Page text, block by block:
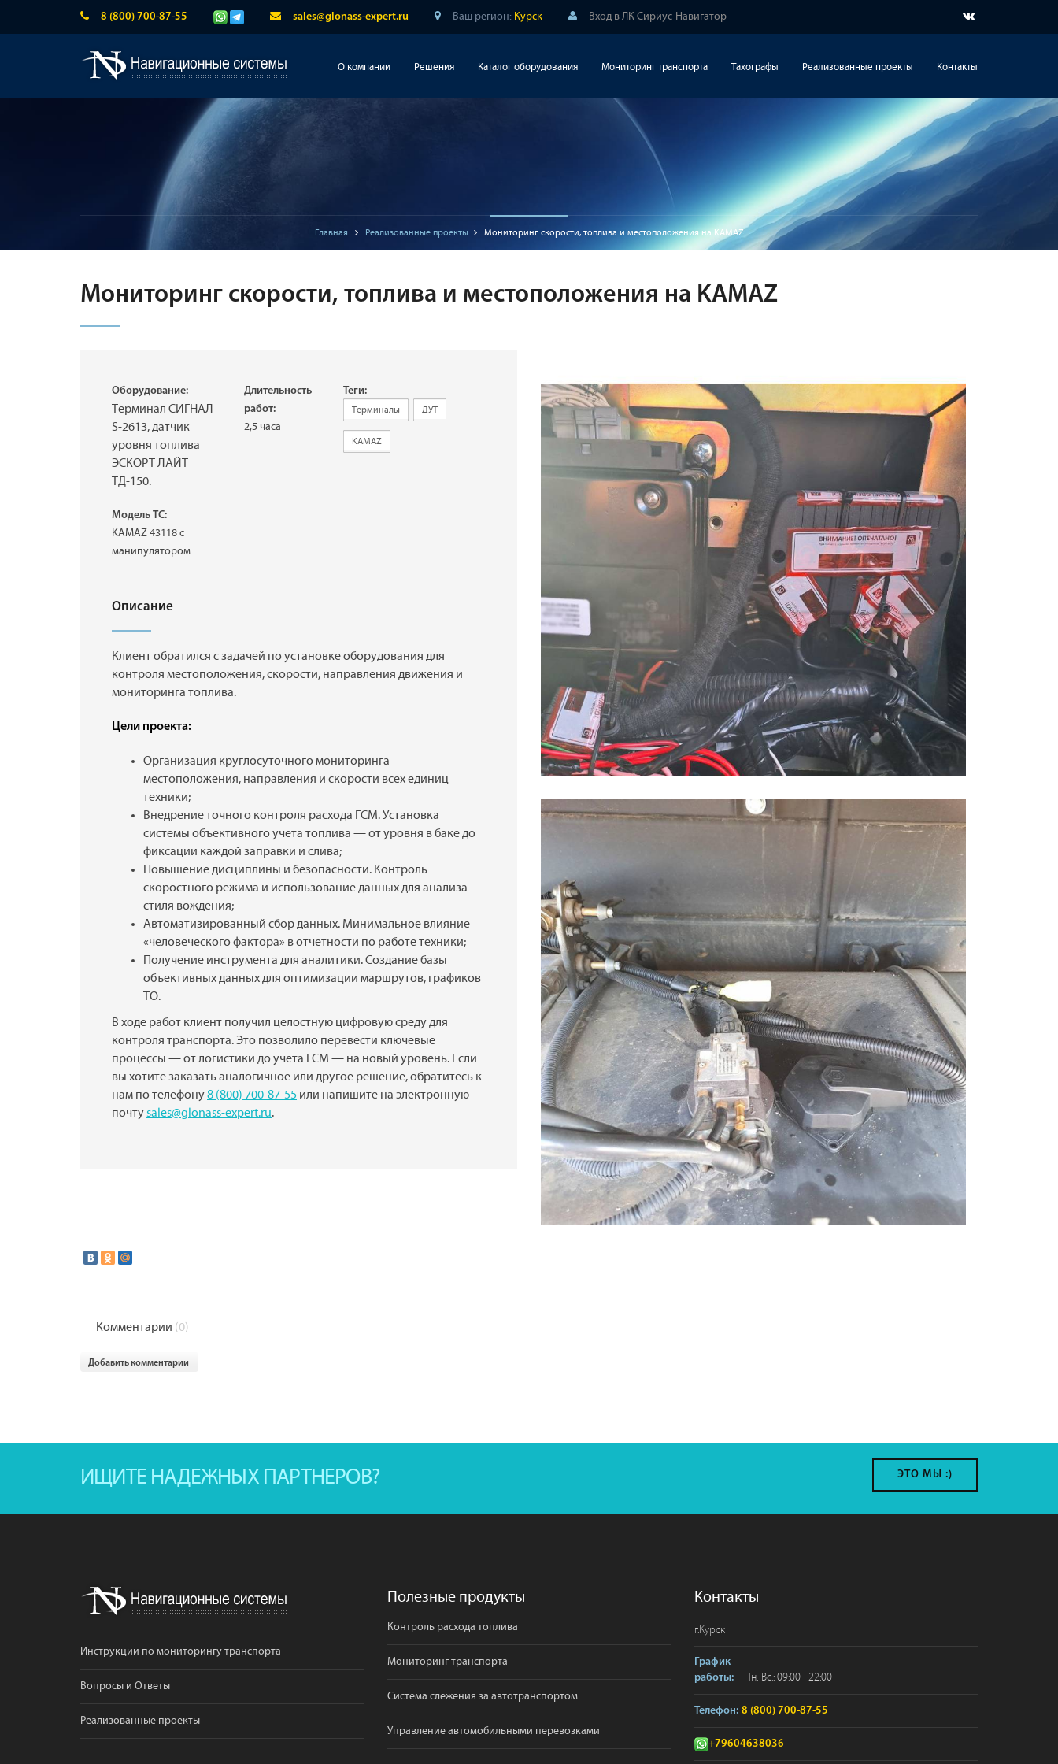
8 (800) 700-87-55 sales@glonass-expert.ru Ваш регион: Курск Вход в ЛК Сириус-Навигатор
О компании Решения Каталог оборудования Мониторинг транспорта Тахографы Реализованные проекты Контакты
Главная Реализованные проекты Мониторинг скорости, топлива и местоположения на KAMAZ
Мониторинг скорости, топлива и местоположения на KAMAZ
Оборудование:
Терминал СИГНАЛ
S-2613, датчик
уровня топлива
ЭСКОРТ ЛАЙТ
ТД-150.
Модель ТС:
KAMAZ 43118 с
манипулятором
Длительность
работ:
2,5 часа
Теги:
Терминалы ДУТ
KAMAZ
Описание
Клиент обратился с задачей по установке оборудования для
контроля местоположения, скорости, направления движения и
мониторинга топлива.
Цели проекта:
Организация круглосуточного мониторинга
местоположения, направления и скорости всех единиц
техники;
Внедрение точного контроля расхода ГСМ. Установка
системы объективного учета топлива — от уровня в баке до
фиксации каждой заправки и слива;
Повышение дисциплины и безопасности. Контроль
скоростного режима и использование данных для анализа
стиля вождения;
Автоматизированный сбор данных. Минимальное влияние
«человеческого фактора» в отчетности по работе техники;
Получение инструмента для аналитики. Создание базы
объективных данных для оптимизации маршрутов, графиков
ТО.
В ходе работ клиент получил целостную цифровую среду для
контроля транспорта. Это позволило перевести ключевые
процессы — от логистики до учета ГСМ — на новый уровень. Если
вы хотите заказать аналогичное или другое решение, обратитесь к
нам по телефону8 (800) 700-87-55 или напишите на электронную
почтуsales@glonass-expert.ru.
Комментарии (0)
Добавить комментарии
ИЩИТЕ НАДЕЖНЫХ ПАРТНЕРОВ? ЭТО МЫ :)
Инструкции по мониторингу транспорта
Вопросы и Ответы
Реализованные проекты
Полезные продукты
Контроль расхода топлива
Мониторинг транспорта
Система слежения за автотранспортом
Управление автомобильными перевозками
Контакты
г.Курск
График
работы:
Пн.-Вс.: 09:00 - 22:00
Телефон: 8 (800) 700-87-55
+79604638036